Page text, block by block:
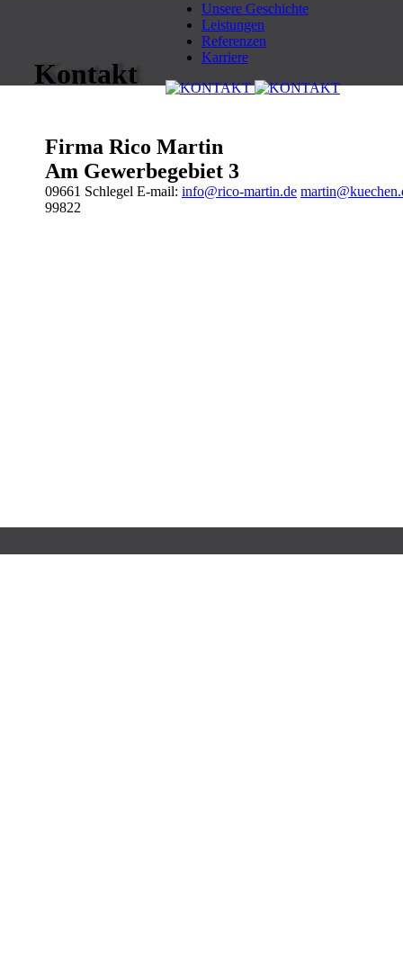
Kontakt
Firma Rico Martin
Am Gewerbegebiet 3
09661 Schlegel E-mail: info@rico-martin.de
99822
Unsere Geschichte
Leistungen
Referenzen
Karriere